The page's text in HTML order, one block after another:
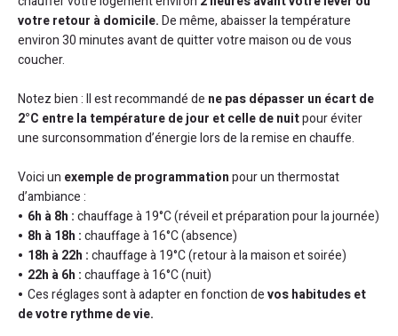
votre retour à domicile.De même, abaisser la température
environ 30 minutes avant de quitter votre maison ou de vous
coucher.
Notez bien : Il est recommandé de ne pas dépasser un écart de
2°C entre la température de jour et celle de nuitpour éviter
une surconsommation d’énergie lors de la remise en chauffe.
Voici un exemple de programmationpour un thermostat
d’ambiance :
6h à 8h :chauffage à 19°C (réveil et préparation pour la journée)
8h à 18h :chauffage à 16°C (absence)
18h à 22h :chauffage à 19°C (retour à la maison et soirée)
22h à 6h :chauffage à 16°C (nuit)
Ces réglages sont à adapter en fonction devos habitudes et
de votre rythme de vie.